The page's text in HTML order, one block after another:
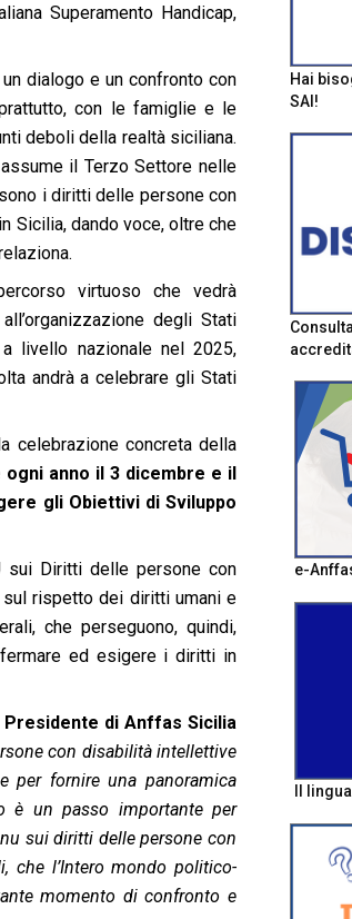
Superamento Handicap,
dialogo e un confronto con
con le famiglie e le
deboli della realtà siciliana.
il Terzo Settore nelle
i diritti delle persone con
Sicilia, dando voce, oltre che
virtuoso che vedrà
degli Stati
livello nazionale nel 2025,
andrà a celebrare gli Stati
celebrazione concreta della
anno il 3 dicembre e il
gli Obiettivi di Sviluppo
sui Diritti delle persone con
rispetto dei diritti umani e
che perseguono, quindi,
ed esigere i diritti in
Presidente di Anffas Sicilia
con disabilità intellettive
per fornire una panoramica
è un passo importante per
sui diritti delle persone con
che l’Intero mondo politico-
momento di confronto e
Hai
SAI!
e-
Il